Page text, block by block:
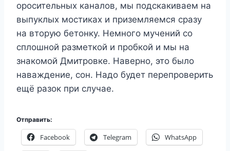
оросительных каналов, мы подскакиваем на
выпуклых мостиках и приземляемся сразу
на вторую бетонку. Немного мучений со
сплошной разметкой и пробкой и мы на
знакомой Дмитровке. Наверно, это было
наваждение, сон. Надо будет перепроверить
ещё разок при случае.
Отправить:
Facebook Telegram WhatsApp